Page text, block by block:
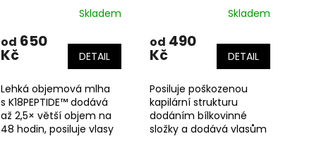
Skladem
od 650
Kč DETAIL
Lehká objemová mlha
s K18PEPTIDE™ dodává
až 2,5× větší objem na
48 hodin, posiluje vlasy
Skladem
od 490
Kč DETAIL
Posiluje poškozenou
kapilární strukturu
dodáním bílkovinné
složky a dodává vlasům